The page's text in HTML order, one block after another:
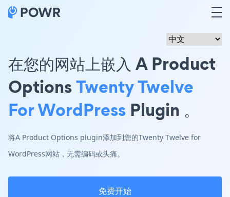
在您的网站上嵌入 A Product
OptionsTwenty Twelve
For WordPress Plugin 。
将A Product Options plugin添加到您的Twenty Twelve for
WordPress网站，无需编码或头痛。
免费开始